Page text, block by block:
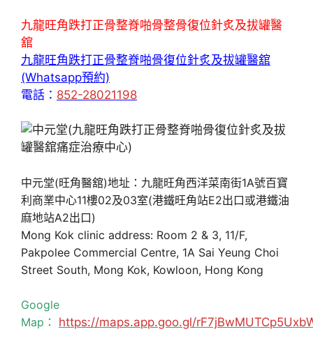
九龍旺角跌打正骨整脊啪骨整骨復位針炙及拔罐醫
舘
九龍旺角跌打正骨整脊啪骨復位針炙及拔罐醫舘
(Whatsapp預約)
電話： 852-28021198
中元堂(旺角醫舘)地址：九龍旺角西洋菜南街1A號百寶
利商業中心11樓02及03室(港鐵旺角站E2出口或港鐵油
麻地站A2出口)
Mong Kok clinic address: Room 2 & 3, 11/F,
Pakpolee Commercial Centre, 1A Sai Yeung Choi
Street South, Mong Kok, Kowloon, Hong Kong
Google
Map： https://maps.app.goo.gl/